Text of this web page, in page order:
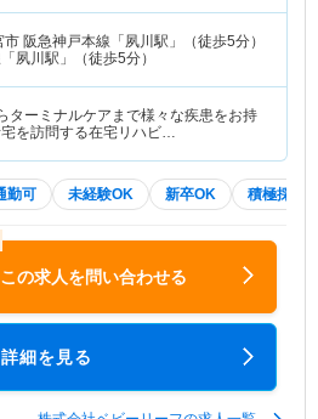
市 阪急神戸本線「夙川駅」（徒歩5分）
夙川駅」（徒歩5分）
ターミナルケアまで様々な疾患をお持
を訪問する在宅リハビ…
勤可 未経験OK 新卒OK 積極採用
この求人を問い合わせる
詳細を見る